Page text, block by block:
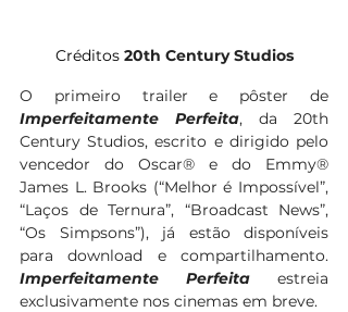
Créditos 20th Century Studios
Imperfeitamente Perfeita, da 20th
Century Studios, escrito e dirigido pelo
vencedor do Oscar® e do Emmy®
James L. Brooks (“Melhor é Impossível”,
“Laços de Ternura”, “Broadcast News”,
“Os Simpsons”), já estão disponíveis
Imperfeitamente Perfeita estreia
exclusivamente nos cinemas em breve.